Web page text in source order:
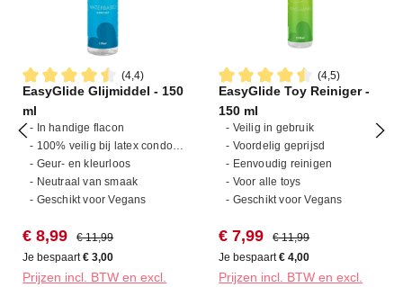
(4,4)
Gemiddelde waardering van 4.4 van 5 sterren
EasyGlide Glijmiddel - 150
ml
- In handige flacon
- 100% veilig bij latex condooms
- Geur- en kleurloos
- Neutraal van smaak
- Geschikt voor Vegans
Verkoopprijs:
€ 8,99 Normale prijs:
€ 11,99
Je bespaart€ 3,00
Prijzen incl. BTW en excl.
(4,5)
Gemiddelde waardering van
EasyGlide Toy Reiniger -
150 ml
- Veilig in gebruik
- Voordelig geprijsd
- Eenvoudig reinigen
- Voor alle toys
- Geschikt voor Vegans
Verkoopprijs:
€ 7,99 Normale prijs:
€ 11,99
Je bespaart€ 4,00
Prijzen incl. BTW en excl.